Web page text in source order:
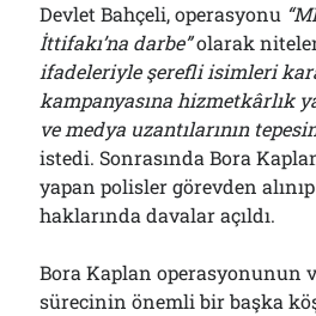
Devlet Bahçeli, operasyonu
İttifakı’na darbe”olarak
ifadeleriyle şerefli isimleri
kampanyasına hizmetkârlık
ve medya uzantılarının
istedi. Sonrasında Bora
yapan polisler görevden
haklarında davalar açıldı.
Bora Kaplan operasyonunun
sürecinin önemli bir başka